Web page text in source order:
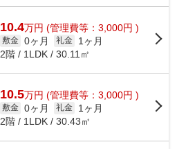
10.4万円 (管理費等：3,000円 )
敷金 0ヶ月 礼金
1ヶ月
2階 / 1LDK / 30.11㎡
10.5万円 (管理費等：3,000円 )
敷金 0ヶ月 礼金
1ヶ月
2階 / 1LDK / 30.43㎡